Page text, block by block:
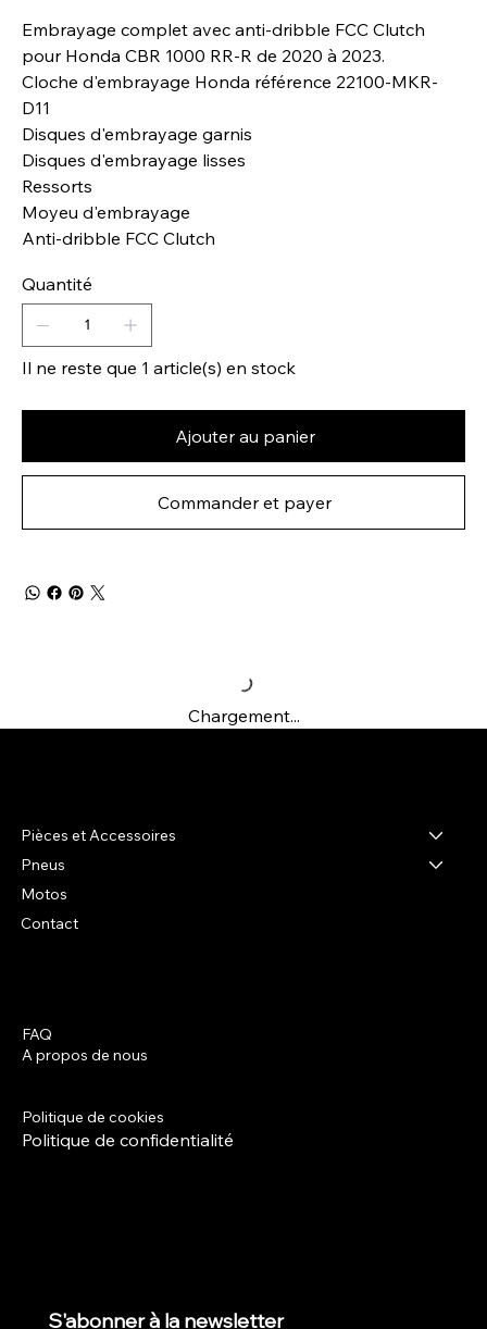
Embrayage complet avec anti-dribble FCC Clutch
pour Honda CBR 1000 RR-R de 2020 à 2023.
Cloche d'embrayage Honda référence 22100-MKR-
D11
Disques d'embrayage garnis
Disques d'embrayage lisses
Ressorts
Moyeu d'embrayage
Anti-dribble FCC Clutch
Quantité
Il ne reste que 1 article(s) en stock
Ajouter au panier
Commander et payer
Chargement...
Pièces et Accessoires
Pneus
Motos
Contact
FAQ
A propos de nous
Politique de cookies
Politique de confidentialité
S'abonner à la newsletter